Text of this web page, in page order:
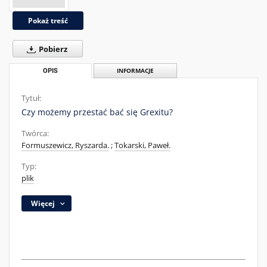
Pokaż treść
Pobierz
OPIS INFORMACJE
Tytuł:
Czy możemy przestać bać się Grexitu?
Twórca:
Formuszewicz, Ryszarda.;Tokarski, Paweł.
Typ:
plik
Więcej